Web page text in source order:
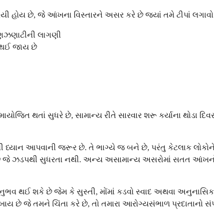
હોય છે, જે આંખના વિસ્તારને અસર કરે છે જ્યાં તમે ટીપાં લગાવો
લાગણી
થઈ જાય છે
થતાં સુધરે છે, સામાન્ય રીતે સારવાર શરૂ કર્યાના થોડા
આપવાની જરૂર છે. તે ભાગ્યે જ બને છે, પરંતુ કેટલાક
છે જે ઝડપથી સુધરતા નથી. અન્ય અસામાન્ય અસરોમાં સતત
થઈ શકે છે જેમ કે સુસ્તી, મોંમાં કડવો સ્વાદ અથવા અનુનાસિક
છે જે તમને ચિંતા કરે છે, તો તમારા આરોગ્યસંભાળ પ્રદાતાનો